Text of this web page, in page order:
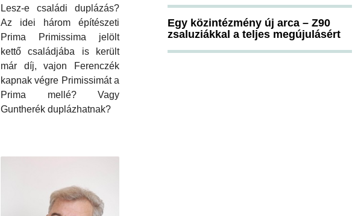
Lesz-e családi duplázás?
Az idei három építészeti
Prima Primissima jelölt
kettő családjába is került
már díj, vajon Ferenczék
kapnak végre Primissimát a
Prima mellé? Vagy
Guntherék duplázhatnak?
Egy közintézmény új arca – Z90
zsaluziákkal a teljes megújulásért